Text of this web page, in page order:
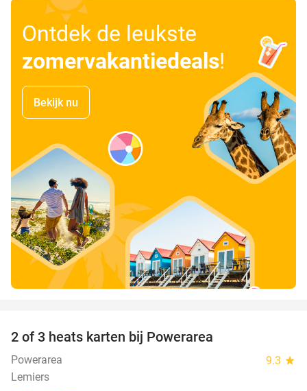
Ontdek de leukste
zomervakantiedeals!
Bekijk nu
2 of 3 heats karten bij Powerarea
Powerarea 9.3 star
Lemiers